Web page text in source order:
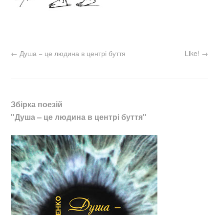
← Душа − це людина в центрі буття Like! →
Збірка поезій
"Душа – це людина в центрі буття"